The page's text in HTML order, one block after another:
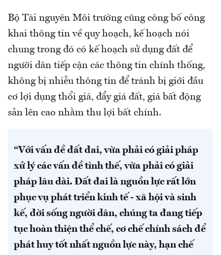
Bộ Tài nguyên Môi trường cũng công bố công
khai thông tin về quy hoạch, kế hoạch nói
chung trong đó có kế hoạch sử dụng đất để
người dân tiếp cận các thông tin chính thống,
không bị nhiễu thông tin để tránh bị giới đầu
cơ lợi dụng thổi giá, đẩy giá đất, giá bất động
sản lên cao nhằm thu lợi bất chính.
“Với vấn đề đất đai, vừa phải có giải pháp
xử lý các vấn đề tình thế, vừa phải có giải
pháp lâu dài. Đất đai là nguồn lực rất lớn
phục vụ phát triển kinh tế - xã hội và sinh
kế, đời sống người dân, chúng ta đang tiếp
tục hoàn thiện thể chế, cơ chế chính sách để
phát huy tốt nhất nguồn lực này, hạn chế